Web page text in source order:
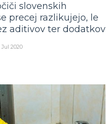
slovenskih
precej razlikujejo, le
aditivov ter dodatkov
Jul 2020